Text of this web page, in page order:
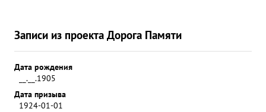
Записи из проекта Дорога Памяти
Дата рождения
__.__.1905
Дата призыва
1924-01-01